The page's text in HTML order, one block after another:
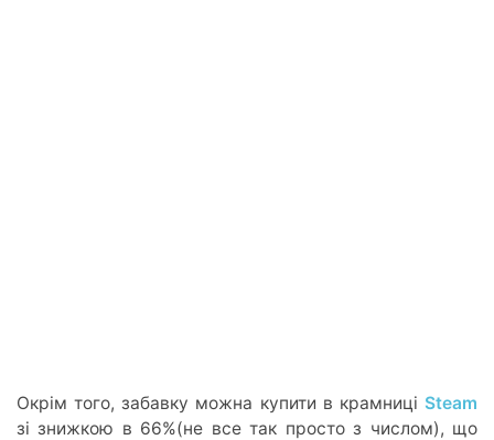
Окрім того, забавку можна купити в крамниці Steam
зі знижкою в 66%(не все так просто з числом), що